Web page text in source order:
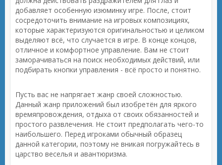
добавляет особенную изюминку игре. После, стоит
сосредоточить внимание на игровых композициях,
которые характеризуются оригинальностью и целиком
выделяют всё, что случается в игре. В конце концов,
отличное и комфортное управление. Вам не стоит
заморачиваться на поиск необходимых действий, или
подбирать кнопки управления - всё просто и понятно.
Пусть вас не напрягает жанр своей сложностью.
Данный жанр приложений был изобретён для яркого
времяпровождения, отдыха от своих обязанностей и
простого развлечения. Не стоит предполагать чего-то
наибольшего. Перед игроками обычный образец
данной категории, поэтому не вникая погружайтесь в
царство веселья и авантюризма.